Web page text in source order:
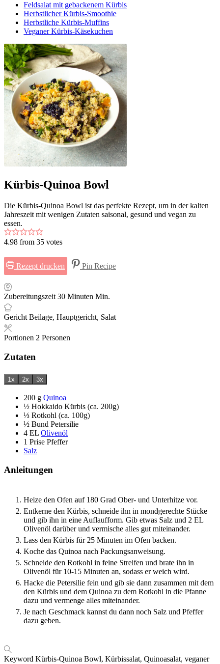
Feldsalat mit gebackenem Kürbis
Herbstlicher Kürbis-Smoothie
Herbstliche Kürbis-Muffins
Veganer Kürbis-Käsekuchen
Kürbis-Quinoa Bowl
Die Kürbis-Quinoa Bowl ist das perfekte Rezept, um in der kalten
Jahreszeit mit wenigen Zutaten saisonal, gesund und vegan zu
essen.
4.98 from 35 votes
Rezept drucken Pin Recipe
Zubereitungszeit 30 Minuten Min.
Gericht Beilage, Hauptgericht, Salat
Portionen 2 Personen
Zutaten
1x 2x 3x
200 g Quinoa
½ Hokkaido Kürbis (ca. 200g)
⅓ Rotkohl (ca. 100g)
½ Bund Petersilie
4 EL Olivenöl
1 Prise Pfeffer
Salz
Anleitungen
Heize den Ofen auf 180 Grad Ober- und Unterhitze vor.
Entkerne den Kürbis, schneide ihn in mondgerechte Stücke
und gib ihn in eine Auflaufform. Gib etwas Salz und 2 EL
Olivenöl darüber und vermische alles gut miteinander.
Lass den Kürbis für 25 Minuten im Ofen backen.
Koche das Quinoa nach Packungsanweisung.
Schneide den Rotkohl in feine Streifen und brate ihn in
Olivenöl für 10-15 Minuten an, sodass er weich wird.
Hacke die Petersilie fein und gib sie dann zusammen mit dem
den Kürbis und dem Quinoa zu dem Rotkohl in die Pfanne
dazu und vermenge alles miteinander.
Je nach Geschmack kannst du dann noch Salz und Pfeffer
dazu geben.
Keyword Kürbis-Quinoa Bowl, Kürbissalat, Quinoasalat, veganer